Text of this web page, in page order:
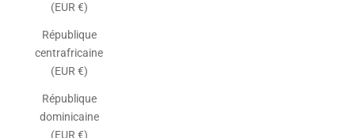
(EUR €)
République
centrafricaine
(EUR €)
République
dominicaine
(EUR €)